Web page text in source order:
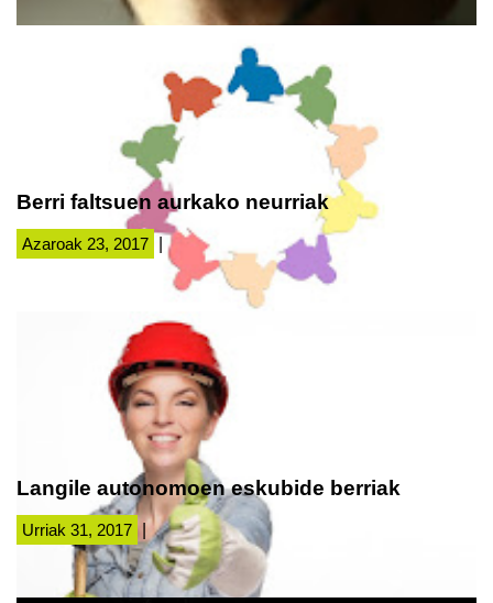
Berri faltsuen aurkako neurriak
Azaroak 23, 2017
Langile autonomoen eskubide berriak
Urriak 31, 2017 |